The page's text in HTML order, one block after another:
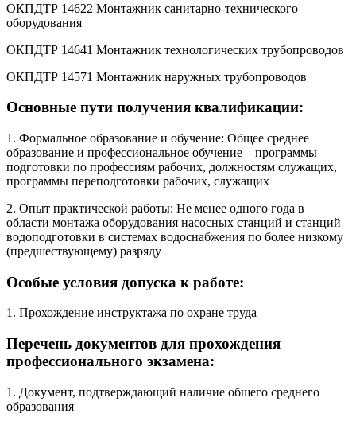
ОКПДТР 14622 Монтажник санитарно-технического
оборудования
ОКПДТР 14641 Монтажник технологических трубопроводов
ОКПДТР 14571 Монтажник наружных трубопроводов
Основные пути получения квалификации:
1. Формальное образование и обучение: Общее среднее
образование и профессиональное обучение – программы
подготовки по профессиям рабочих, должностям служащих,
программы переподготовки рабочих, служащих
2. Опыт практической работы: Не менее одного года в
области монтажа оборудования насосных станций и станций
водоподготовки в системах водоснабжения по более низкому
(предшествующему) разряду
Особые условия допуска к работе:
1. Прохождение инструктажа по охране труда
Перечень документов для прохождения
профессионального экзамена:
1. Документ, подтверждающий наличие общего среднего
образования